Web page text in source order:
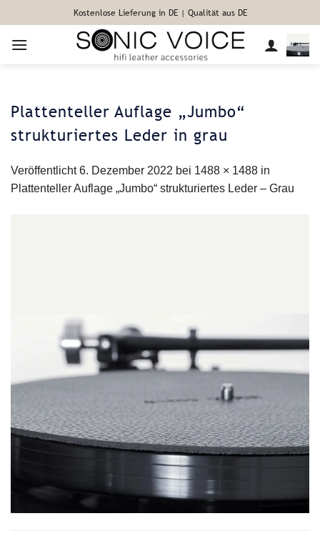
Inhalt
springen
Kostenlose Lieferung in DE | Qualität aus DE
Plattenteller Auflage „Jumbo“
strukturiertes Leder in grau
Veröffentlicht6. Dezember 2022 bei 1488 × 1488 in
Plattenteller Auflage „Jumbo“ strukturiertes Leder – Grau